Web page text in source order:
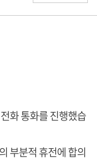
화 통화를 진행했습
부분적 휴전에 합의